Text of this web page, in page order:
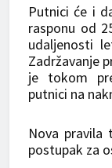
Putnici će i
rasponu od
udaljenosti
Zadržavanje
je tokom
putnici na
Nova pravila
postupak za